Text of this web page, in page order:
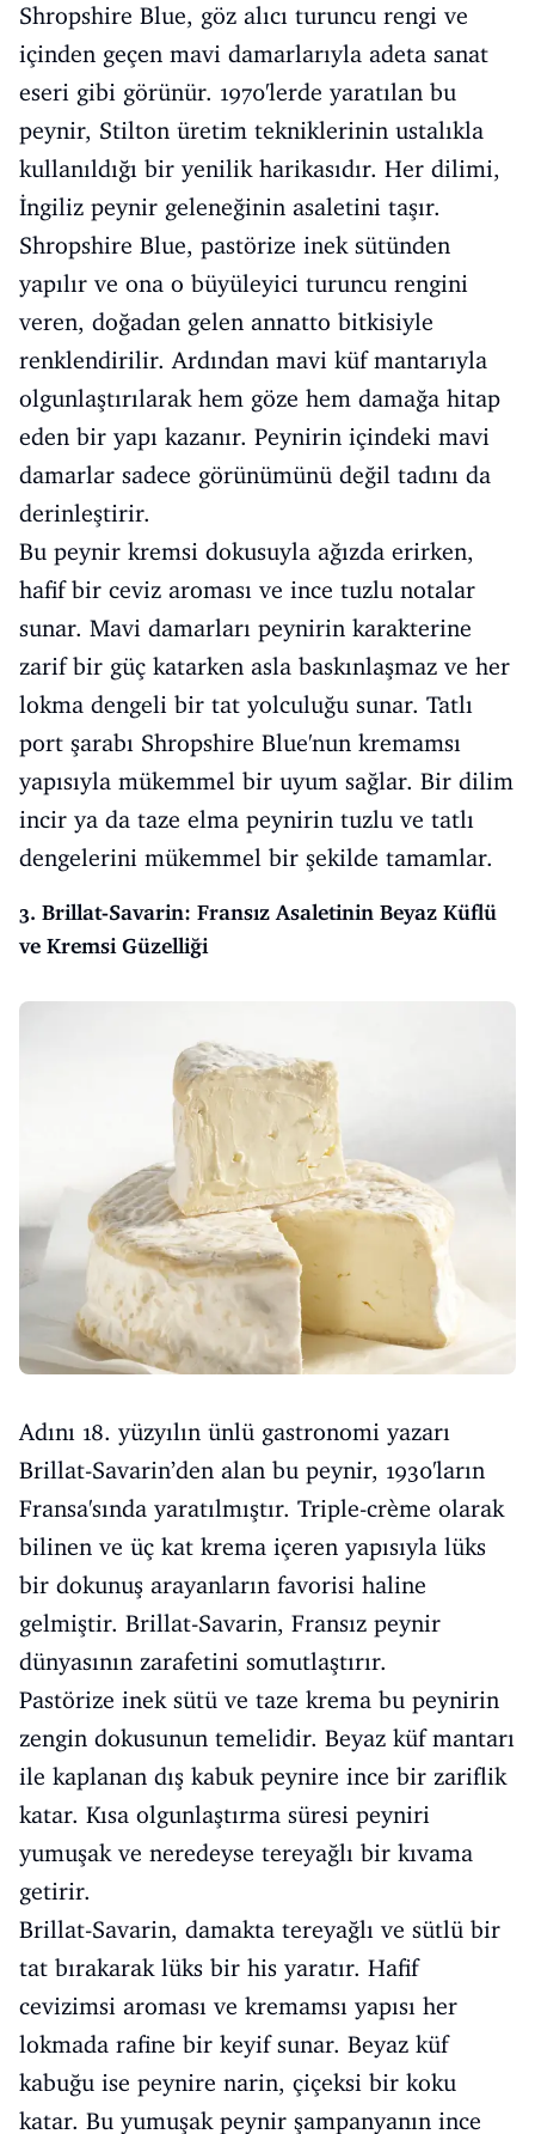
Shropshire Blue, göz alıcı turuncu rengi ve
içinden geçen mavi damarlarıyla adeta sanat
eseri gibi görünür. 1970'lerde yaratılan bu
peynir, Stilton üretim tekniklerinin ustalıkla
kullanıldığı bir yenilik harikasıdır. Her dilimi,
İngiliz peynir geleneğinin asaletini taşır.
Shropshire Blue, pastörize inek sütünden
yapılır ve ona o büyüleyici turuncu rengini
veren, doğadan gelen annatto bitkisiyle
renklendirilir. Ardından mavi küf mantarıyla
olgunlaştırılarak hem göze hem damağa hitap
eden bir yapı kazanır. Peynirin içindeki mavi
damarlar sadece görünümünü değil tadını da
derinleştirir.
Bu peynir kremsi dokusuyla ağızda erirken,
hafif bir ceviz aroması ve ince tuzlu notalar
sunar. Mavi damarları peynirin karakterine
zarif bir güç katarken asla baskınlaşmaz ve her
lokma dengeli bir tat yolculuğu sunar. Tatlı
port şarabı Shropshire Blue'nun kremamsı
yapısıyla mükemmel bir uyum sağlar. Bir dilim
incir ya da taze elma peynirin tuzlu ve tatlı
dengelerini mükemmel bir şekilde tamamlar.
3. Brillat-Savarin: Fransız Asaletinin Beyaz Küflü
ve Kremsi Güzelliği
Adını 18. yüzyılın ünlü gastronomi yazarı
Brillat-Savarin’den alan bu peynir, 1930'ların
Fransa'sında yaratılmıştır. Triple-crème olarak
bilinen ve üç kat krema içeren yapısıyla lüks
bir dokunuş arayanların favorisi haline
gelmiştir. Brillat-Savarin, Fransız peynir
dünyasının zarafetini somutlaştırır.
Pastörize inek sütü ve taze krema bu peynirin
zengin dokusunun temelidir. Beyaz küf mantarı
ile kaplanan dış kabuk peynire ince bir zariflik
katar. Kısa olgunlaştırma süresi peyniri
yumuşak ve neredeyse tereyağlı bir kıvama
getirir.
Brillat-Savarin, damakta tereyağlı ve sütlü bir
tat bırakarak lüks bir his yaratır. Hafif
cevizimsi aroması ve kremamsı yapısı her
lokmada rafine bir keyif sunar. Beyaz küf
kabuğu ise peynire narin, çiçeksi bir koku
katar. Bu yumuşak peynir şampanyanın ince